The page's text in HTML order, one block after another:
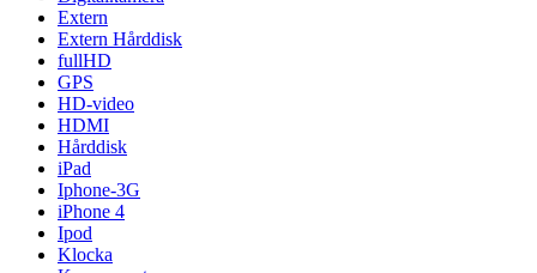
Extern
Extern Hårddisk
fullHD
GPS
HD-video
HDMI
Hårddisk
iPad
Iphone-3G
iPhone 4
Ipod
Klocka